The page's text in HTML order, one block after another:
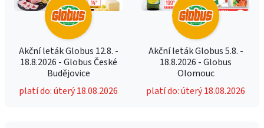
Akční leták Globus 12.8. -
18.8.2026 - Globus České
Budějovice
platí do: úterý 18.08.2026
Akční leták Globus 5.8. -
18.8.2026 - Globus
Olomouc
platí do: úterý 18.08.2026